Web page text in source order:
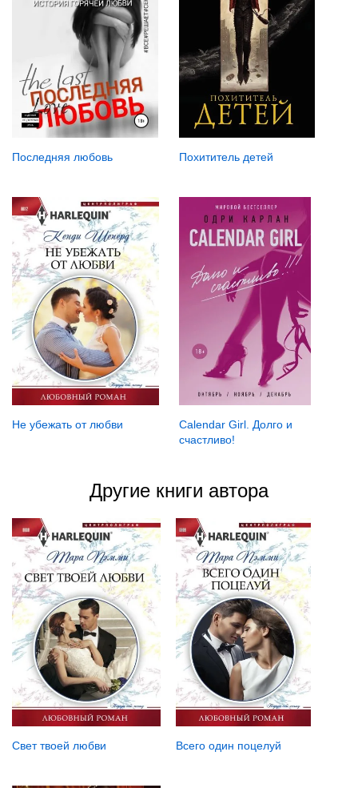
Последняя любовь Похититель детей
Не убежать от любви
Calendar Girl. Долго и
счастливо!
Другие книги автора
Свет твоей любви Всего один поцелуй